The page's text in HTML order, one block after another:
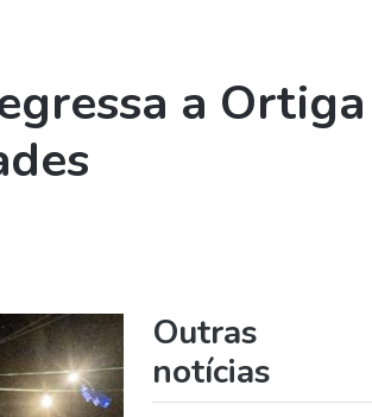
a Ortiga
Outras
notícias